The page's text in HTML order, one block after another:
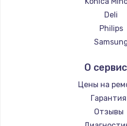
2500 руб.
Заказать
Замена
900 руб.
Deli
Philips
Lexmark
Sharp
TSC
Fujitsu
Godex
О
Цены на
Гарантия
Отзывы